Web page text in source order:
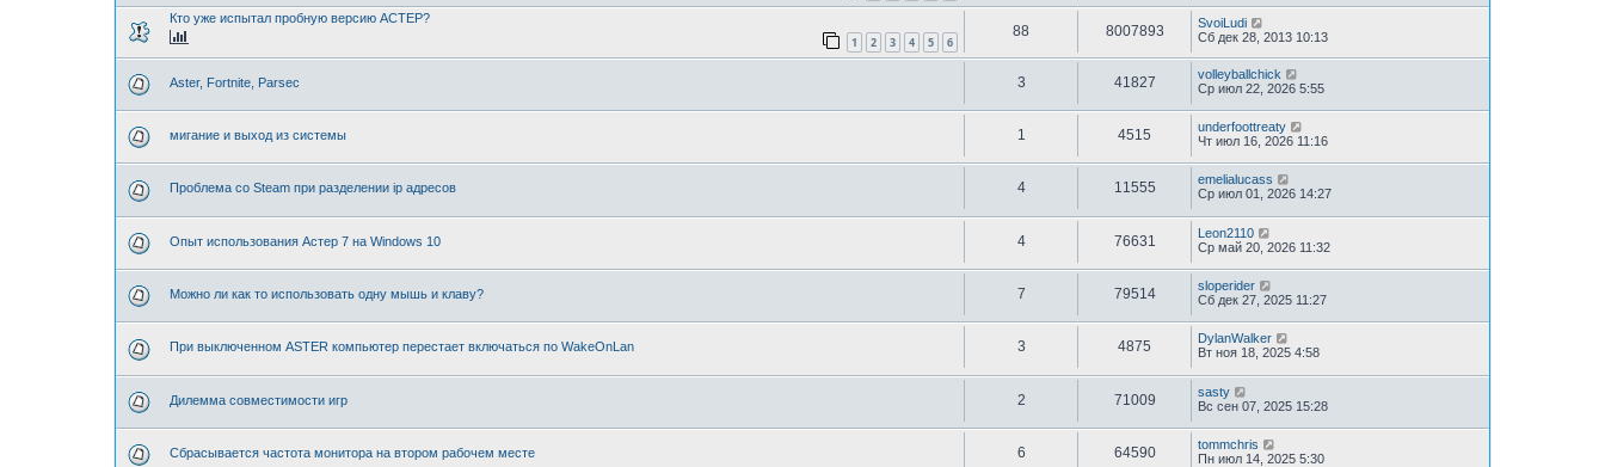
Кто уже испытал пробную версию АСТЕР?
1 2 3 4 5 6
88 8007893
SvoiLudi
Сб дек 28, 2013 10:13
Aster, Fortnite, Parsec 3 41827
volleyballchick
Ср июл 22, 2026 5:55
мигание и выход из системы 1 4515
underfoottreaty
Чт июл 16, 2026 11:16
Проблема со Steam при разделении ip адресов 4 11555
emelialucass
Ср июл 01, 2026 14:27
Опыт использования Астер 7 на Windows 10 4 76631
Leon2110
Ср май 20, 2026 11:32
Можно ли как то использовать одну мышь и клаву? 7 79514
sloperider
Сб дек 27, 2025 11:27
При выключенном ASTER компьютер перестает включаться по WakeOnLan 3 4875
DylanWalker
Вт ноя 18, 2025 4:58
Дилемма совместимости игр 2 71009
sasty
Вс сен 07, 2025 15:28
Сбрасывается частота монитора на втором рабочем месте 6 64590
tommchris
Пн июл 14, 2025 5:30